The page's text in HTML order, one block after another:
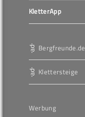
KletterApp
Bergfreunde.de
Klettersteige
Werbung